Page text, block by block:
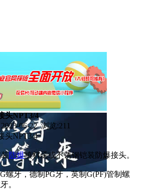
头NPT3/4
06-22 浏览:211
头NPT3/4
防爆填料函或不锈钢铠装防爆接头。
螺牙，德制PG牙，英制G(PF)管制螺
。